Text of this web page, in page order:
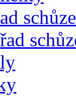
schůze